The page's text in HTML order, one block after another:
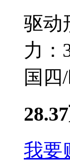
驱动
力：
国四
我要